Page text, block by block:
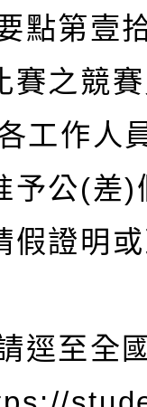
第壹
賽之競
工作人
予公(差)
假證明
至全